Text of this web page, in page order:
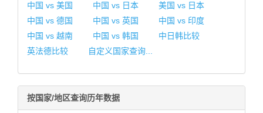
中国 vs 美国 中国 vs 日本
美国 vs 日本
中国 vs 德国
中国 vs 英国
中国 vs 印度
中国 vs 越南
中国 vs 韩国
中日韩比较
英法德比较
自定义国家查询...
按国家/地区查询历年数据